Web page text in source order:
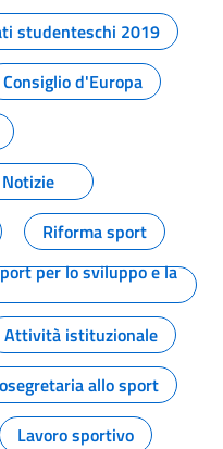
studenteschi 2019
Consiglio d'Europa
Notizie
Riforma sport
per lo sviluppo e la
Attività istituzionale
allo sport
Lavoro sportivo